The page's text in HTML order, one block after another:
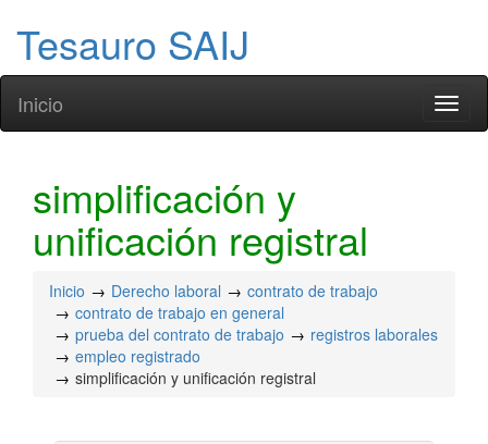
Tesauro SAIJ
Inicio
simplificación y
unificación registral
Inicio Derecho laboral
contrato de trabajo
contrato de trabajo en general
prueba del contrato de trabajo
registros laborales
empleo registrado
simplificación y unificación registral